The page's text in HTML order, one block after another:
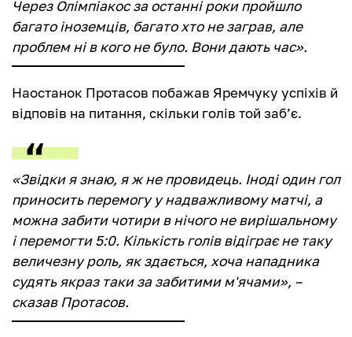
Через Олімпіакос за останні роки пройшло
багато іноземців, багато хто не заграв, але
проблем ні в кого не було. Вони дають час».
Наостанок Протасов побажав Яремчуку успіхів й
відповів на питання, скільки голів той заб’є.
«Звідки я знаю, я ж не провидець. Іноді один гол
приносить перемогу у надважливому матчі, а
можна забити чотири в нічого не вирішальному
і перемогти 5:0. Кількість голів відіграє не таку
величезну роль, як здається, хоча нападника
судять якраз таки за забитими м'ячами», –
сказав Протасов.